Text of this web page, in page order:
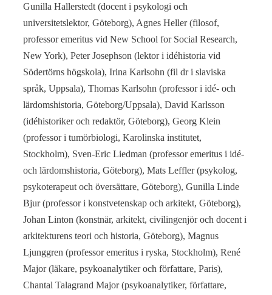
Gunilla Hallerstedt (docent i psykologi och
universitetslektor, Göteborg), Agnes Heller (filosof,
professor emeritus vid New School for Social Research,
New York), Peter Josephson (lektor i idéhistoria vid
Södertörns högskola), Irina Karlsohn (fil dr i slaviska
språk, Uppsala), Thomas Karlsohn (professor i idé- och
lärdomshistoria, Göteborg/Uppsala), David Karlsson
(idéhistoriker och redaktör, Göteborg), Georg Klein
(professor i tumörbiologi, Karolinska institutet,
Stockholm), Sven-Eric Liedman (professor emeritus i idé-
och lärdomshistoria, Göteborg), Mats Leffler (psykolog,
psykoterapeut och översättare, Göteborg), Gunilla Linde
Bjur (professor i konstvetenskap och arkitekt, Göteborg),
Johan Linton (konstnär, arkitekt, civilingenjör och docent i
arkitekturens teori och historia, Göteborg), Magnus
Ljunggren (professor emeritus i ryska, Stockholm), René
Major (läkare, psykoanalytiker och författare, Paris),
Chantal Talagrand Major (psykoanalytiker, författare,